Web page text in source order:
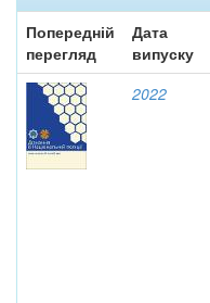
Попередній
перегляд
Дата
випуску
2022